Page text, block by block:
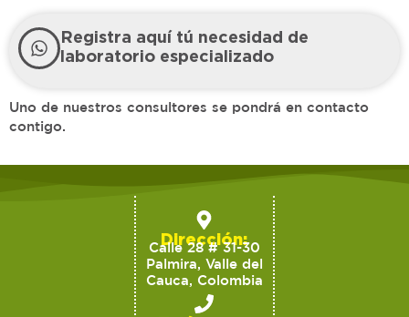
Registra aquí tú necesidad de
laboratorio especializado
Uno de nuestros consultores se pondrá en contacto
contigo.
Dirección:
Calle 28 # 31-30
Palmira, Valle del
Cauca, Colombia